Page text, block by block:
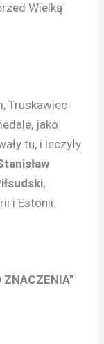
Wielką
Truskawiec
jako
tu, i leczyły
,
i Estonii.
ZNACZENIA”